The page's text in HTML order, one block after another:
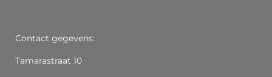
Contact gegevens:
Tamarastraat 10